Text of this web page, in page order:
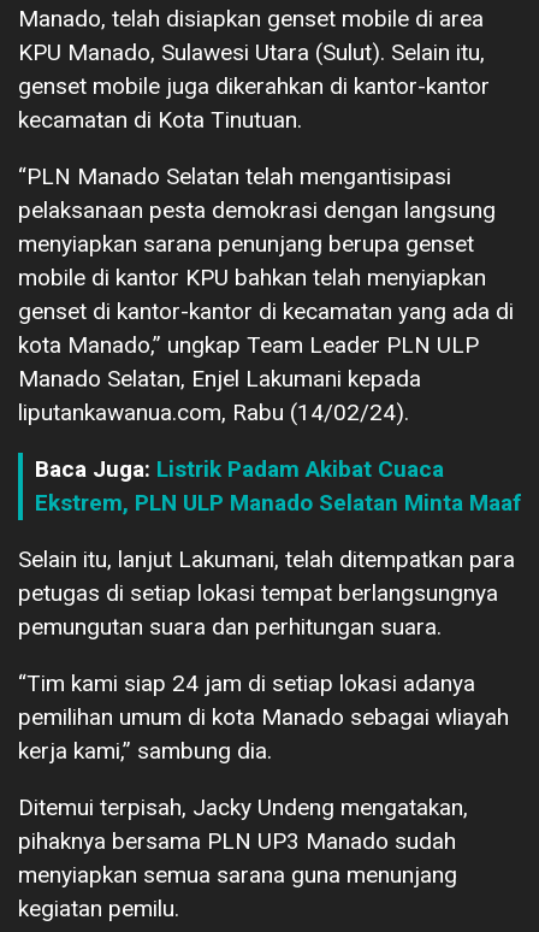
Manado, telah disiapkan genset mobile di area
KPU Manado, Sulawesi Utara (Sulut). Selain itu,
genset mobile juga dikerahkan di kantor-kantor
kecamatan di Kota Tinutuan.
“PLN Manado Selatan telah mengantisipasi
pelaksanaan pesta demokrasi dengan langsung
menyiapkan sarana penunjang berupa genset
mobile di kantor KPU bahkan telah menyiapkan
genset di kantor-kantor di kecamatan yang ada di
kota Manado,” ungkap Team Leader PLN ULP
Manado Selatan, Enjel Lakumani kepada
liputankawanua.com, Rabu (14/02/24).
Baca Juga: Listrik Padam Akibat Cuaca
Ekstrem, PLN ULP Manado Selatan Minta Maaf
Selain itu, lanjut Lakumani, telah ditempatkan para
petugas di setiap lokasi tempat berlangsungnya
pemungutan suara dan perhitungan suara.
“Tim kami siap 24 jam di setiap lokasi adanya
pemilihan umum di kota Manado sebagai wliayah
kerja kami,” sambung dia.
Ditemui terpisah, Jacky Undeng mengatakan,
pihaknya bersama PLN UP3 Manado sudah
menyiapkan semua sarana guna menunjang
kegiatan pemilu.